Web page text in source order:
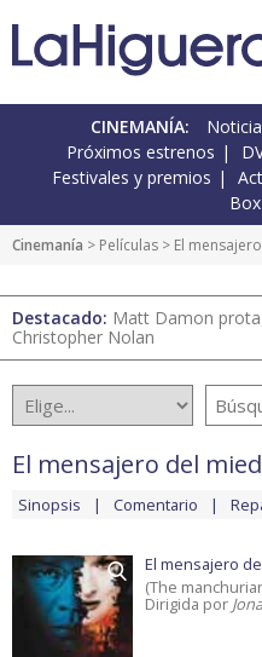
CINEMANÍA:
Próximos estrenos
Festivales y premios
Cinemanía > Películas > El
Destacado: Matt Damon
Christopher Nolan
El mensajero del
Sinopsis Comentario
El mensajero
(The
Dirigida por